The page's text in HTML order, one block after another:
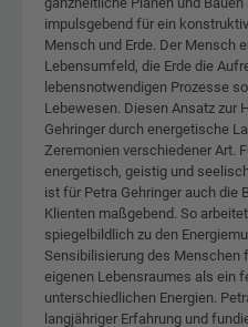
impulsgebend für ein
Mensch und Erde. Der Mensch
Lebensumfeld, die Erde die
lebensnotwendigen Prozesse
Lebewesen. Diesen Ansatz zur
Gehringer durch energetische
Zeremonien verschiedener Art.
energetisch, geistig und
ist für Petra Gehringer auch
Klienten maßgebend. So
spiegelbildlich zu den
Sensibilisierung des Menschen
eigenen Lebensraumes als ein
unterschiedlichen Energien.
langjähriger Erfahrung und